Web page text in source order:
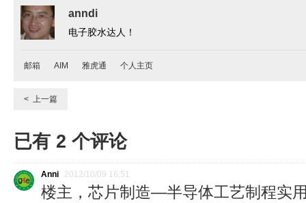
anndi
电子胶水达人！
邮箱 AIM 雅虎通 个人主页
< 上一篇
已有 2 个评论
Anni 2012/10/09 16:51
楼主，芯片制造—半导体工艺制程实